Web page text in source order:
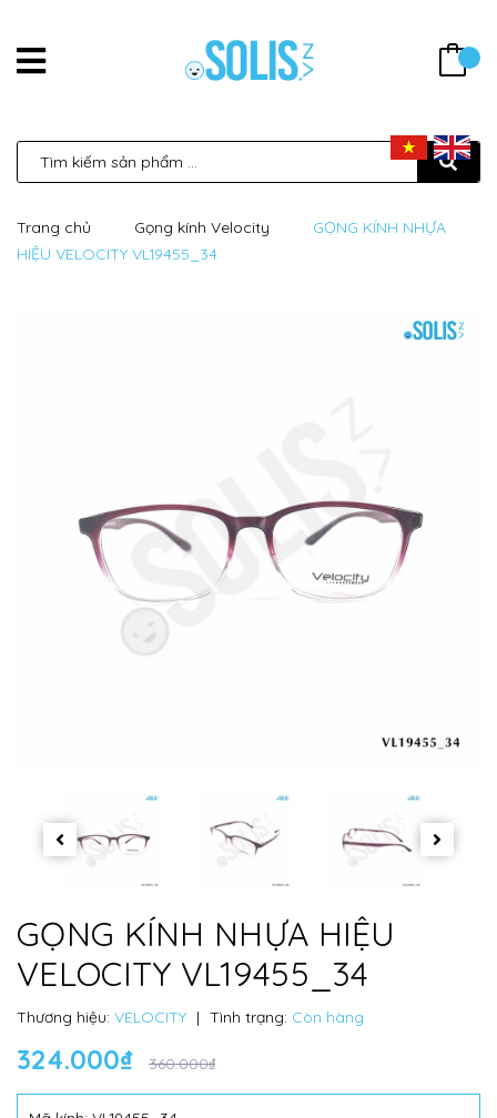
Trang chủ Gọng kính Velocity
GỌNG KÍNH NHỰA
HIỆU VELOCITY VL19455_34
GỌNG KÍNH NHỰA HIỆU
VELOCITY VL19455_34
Thương hiệu: VELOCITY | Tình trạng: Còn hàng
324.000₫ 360.000₫